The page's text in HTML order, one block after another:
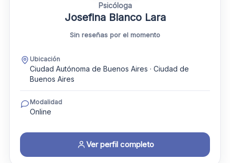
Psicóloga
Josefina Blanco Lara
Sin reseñas por el momento
Ubicación
Ciudad Autónoma de Buenos Aires · Ciudad de
Buenos Aires
Modalidad
Online
Ver perfil completo